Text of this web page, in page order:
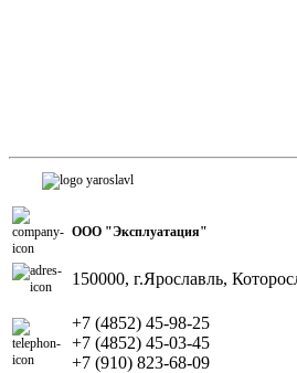
ООО "Эксплуатация"
150000, г.Ярославль,
+7 (4852) 45-98-25
+7 (4852) 45-03-45
+7 (910) 823-68-09